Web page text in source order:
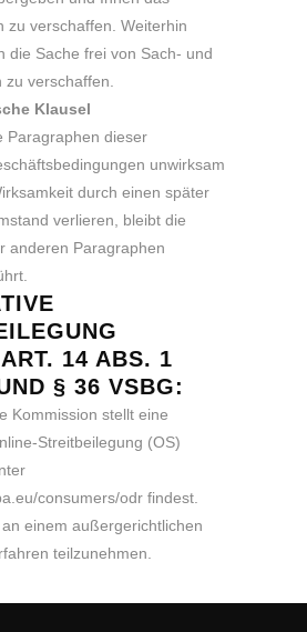
zu verschaffen. Weiterhin
die Sache frei von Sach- und
verschaffen.
Klausel
Paragraphen dieser
unwirksam
durch einen später
verlieren, bleibt die
anderen Paragraphen
14 ABS. 1 O
§ 36 VSBG:
Kommission stellt eine
Streitbeilegung (OS)
consumers/odr findest.
einem außergerichtlichen
teilzunehmen.